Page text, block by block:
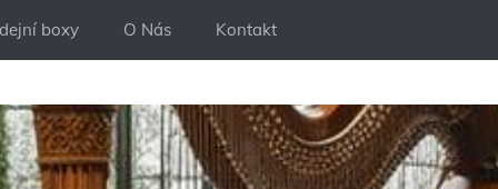
boxy O Nás Kontakt